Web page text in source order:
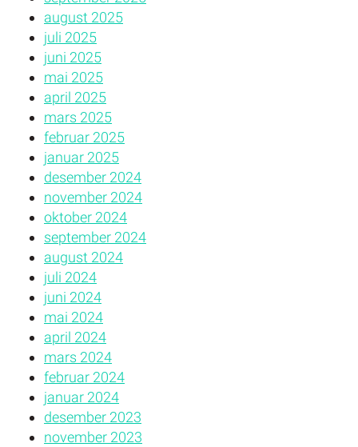
august 2025
juli 2025
juni 2025
mai 2025
april 2025
mars 2025
februar 2025
januar 2025
desember 2024
november 2024
oktober 2024
september 2024
august 2024
juli 2024
juni 2024
mai 2024
april 2024
mars 2024
februar 2024
januar 2024
desember 2023
november 2023